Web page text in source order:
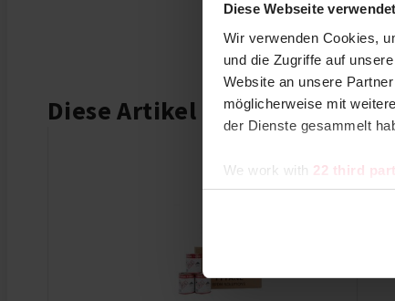
Diese Webseite
Wir verwenden Cookies,
und die Zugriffe auf
Website an unsere
möglicherweise mit
der Dienste gesammelt
We work with 22 third
Diese Artikel könnten Ihnen